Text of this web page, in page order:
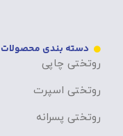
دسته بندی محصولات
روتختی چاپی
روتختی اسپرت
روتختی پسرانه